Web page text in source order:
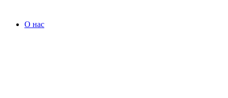
О нас